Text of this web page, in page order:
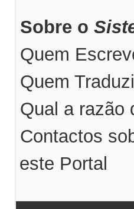
Sobre o
Quem
Quem
Qual a razão
Contactos
este Portal